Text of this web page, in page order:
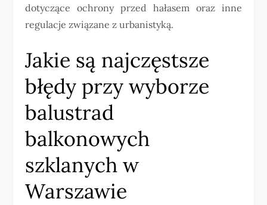
dotyczące ochrony przed hałasem oraz inne
regulacje związane z urbanistyką.
Jakie są najczęstsze
błędy przy wyborze
balustrad
balkonowych
szklanych w
Warszawie